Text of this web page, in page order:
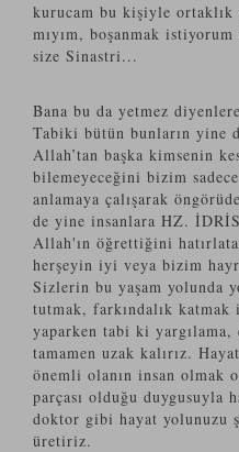
kurucam bu kişiyle ortaklık
mıyım, boşanmak
size Sinastri...
Bana bu da yetmez
Tabiki bütün bunların yine
Allah’tan başka kimsenin
bilemeyeceğini bizim
anlamaya çalışarak
de yine insanlara HZ.
Allah'ın öğrettiğini
herşeyin iyi veya bizim
Sizlerin bu yaşam yolunda
tutmak, farkındalık katmak
yaparken tabi ki yargılama,
tamamen uzak kalırız.
önemli olanın insan
parçası olduğu duygusuyla
doktor gibi hayat yolunuzu
üretiriz.